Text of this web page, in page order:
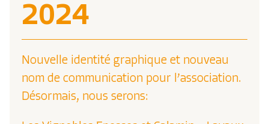
2024
Nouvelle identité graphique et nouveau
nom de communication pour l’association.
Désormais, nous serons: